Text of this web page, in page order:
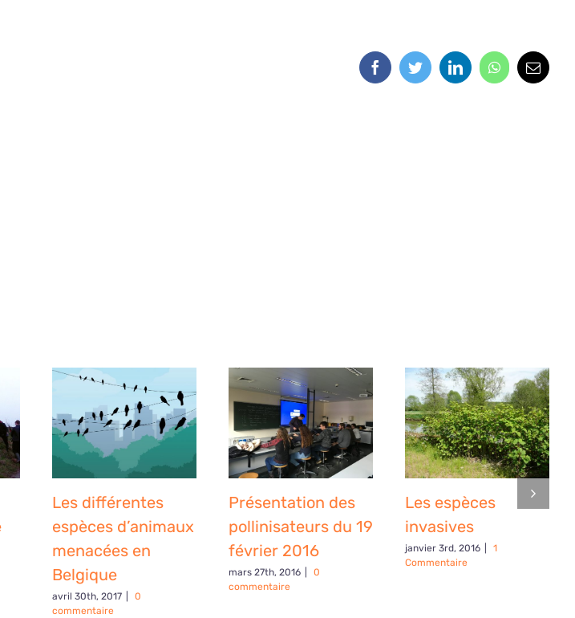
FacebookTwitterLinkedInWhatsApp
Email
Les différentes
espèces d’animaux
menacées en
Belgique
avril 30th, 2017
0
commentaire
Présentation des
pollinisateurs du 19
février 2016
mars 27th, 2016
0
commentaire
Les espèces
invasives
janvier 3rd, 2016
1
Commentaire